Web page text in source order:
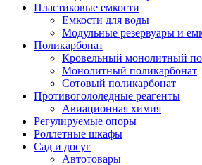
Пластиковые емкости
Емкости для воды
Модульные резервуары и
Поликарбонат
Кровельный монолитный
Монолитный поликарбонат
Сотовый поликарбонат
Противогололедные реагенты
Авиационная химия
Регулируемые опоры
Роллетные шкафы
Сад и досуг
Автотовары